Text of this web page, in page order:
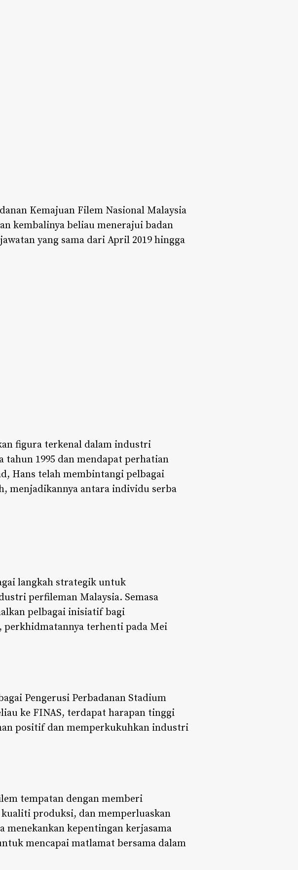
Kemajuan Filem Nasional Malaysia
kembalinya beliau menerajui badan
yang sama dari April 2019 hingga
figura terkenal dalam industri
tahun 1995 dan mendapat perhatian
Hans telah membintangi pelbagai
menjadikannya antara individu serba
langkah strategik untuk
perfileman Malaysia. Semasa
pelbagai inisiatif bagi
terhenti pada Mei
Pengerusi Perbadanan Stadium
ke FINAS, terdapat harapan tinggi
positif dan memperkukuhkan industri
tempatan dengan memberi
produksi, dan memperluaskan
menekankan kepentingan kerjasama
mencapai matlamat bersama dalam